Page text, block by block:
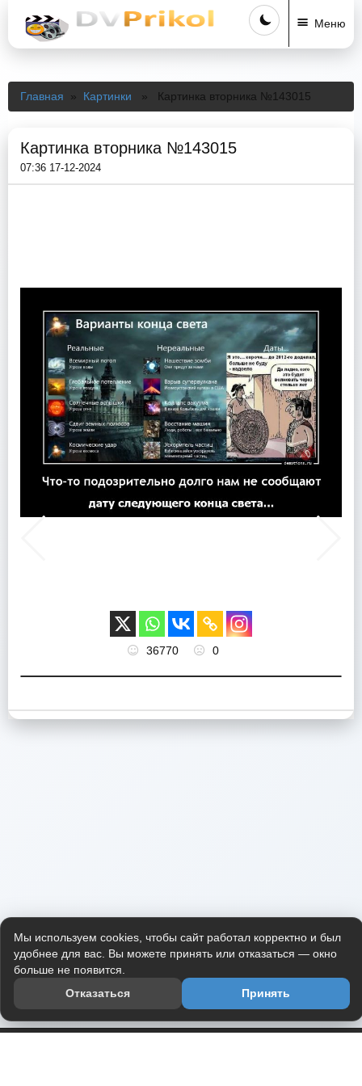
Меню
Главная » Картинки » Картинка вторника №143015
Картинка вторника №143015
07:36 17-12-2024
36770 0
Мы используем cookies, чтобы сайт работал корректно и был
удобнее для вас. Вы можете принять или отказаться — окно
больше не появится.
Отказаться
Принять